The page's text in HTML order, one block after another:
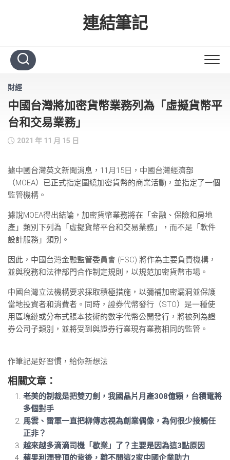
連結筆記
財經
中國台灣將加密貨幣業務列為「虛擬貨幣平
台和交易業務」
2021 年 11 月 15 日
據中國台灣英文新聞消息，11月15日，中國台灣經濟部
（MOEA）已正式指定圍繞加密貨幣的商業活動，並指定了一個
監管機構。
據說MOEA得出結論，加密貨幣業務將在「金融、保險和房地
產」類別下列為「虛擬貨幣平台和交易業務」，而不是「軟件
設計服務」類別。
因此，中國台灣金融監管委員會 (FSC) 將作為主要負責機構，
並與稅務和法律部門合作制定規則，以規范加密貨幣市場。
中國台灣立法機構要求採取積極措施，以彌補加密漏洞並保護
當地投資者和消費者。同時，證券代幣發行（STO）是一種使
用區塊鏈或分布式賬本技術的數字代幣公開發行，將被列為證
券公司子類別，並將受到與證券行業現有業務相同的監管。
作筆記是好習慣，給你新想法
相關文章：
老美的制裁是把雙刃劍，我國晶片月產308億顆，台積電將
多個對手
馬雲、雷軍一直把柳傳志視為創業偶像，為何很少接觸任
正非？
越來越多滴滴司機「歇業」了？主要是因為這3點原因
蘋果利潤登頂的背後，離不開這2家中國企業助力